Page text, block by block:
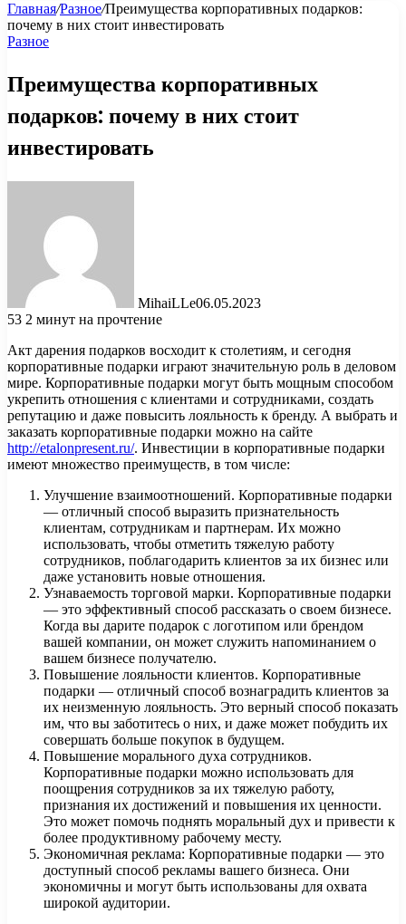
Главная/Разное/Преимущества корпоративных подарков:
почему в них стоит инвестировать
Разное
Преимущества корпоративных
подарков: почему в них стоит
инвестировать
MihaiLLe06.05.2023
53 2 минут на прочтение
Акт дарения подарков восходит к столетиям, и сегодня
корпоративные подарки играют значительную роль в деловом
мире. Корпоративные подарки могут быть мощным способом
укрепить отношения с клиентами и сотрудниками, создать
репутацию и даже повысить лояльность к бренду. А выбрать и
заказать корпоративные подарки можно на сайте
http://etalonpresent.ru/. Инвестиции в корпоративные подарки
имеют множество преимуществ, в том числе:
Улучшение взаимоотношений. Корпоративные подарки
— отличный способ выразить признательность
клиентам, сотрудникам и партнерам. Их можно
использовать, чтобы отметить тяжелую работу
сотрудников, поблагодарить клиентов за их бизнес или
даже установить новые отношения.
Узнаваемость торговой марки. Корпоративные подарки
— это эффективный способ рассказать о своем бизнесе.
Когда вы дарите подарок с логотипом или брендом
вашей компании, он может служить напоминанием о
вашем бизнесе получателю.
Повышение лояльности клиентов. Корпоративные
подарки — отличный способ вознаградить клиентов за
их неизменную лояльность. Это верный способ показать
им, что вы заботитесь о них, и даже может побудить их
совершать больше покупок в будущем.
Повышение морального духа сотрудников.
Корпоративные подарки можно использовать для
поощрения сотрудников за их тяжелую работу,
признания их достижений и повышения их ценности.
Это может помочь поднять моральный дух и привести к
более продуктивному рабочему месту.
Экономичная реклама: Корпоративные подарки — это
доступный способ рекламы вашего бизнеса. Они
экономичны и могут быть использованы для охвата
широкой аудитории.